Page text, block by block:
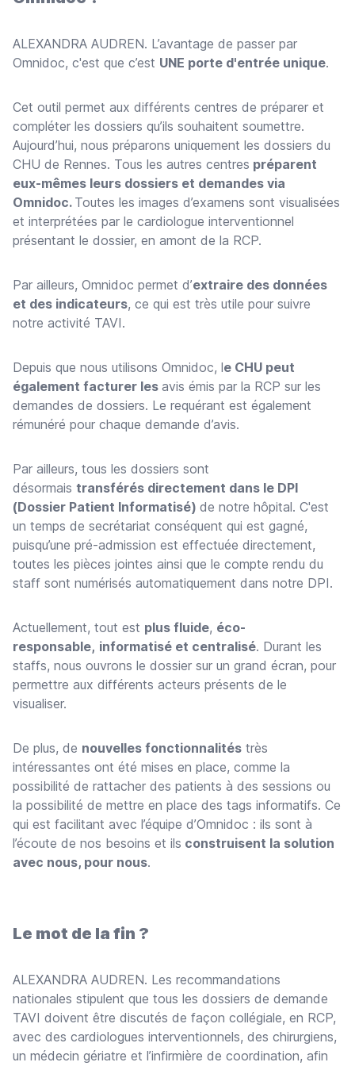
ALEXANDRA AUDREN. L’avantage de passer par
Omnidoc, c'est que c’est UNE porte d'entrée unique.
Cet outil permet aux différents centres de préparer et
compléter les dossiers qu’ils souhaitent soumettre.
Aujourd’hui, nous préparons uniquement les dossiers du
CHU de Rennes. Tous les autres centres préparent
eux-mêmes leurs dossiers et demandes via
Omnidoc. Toutes les images d’examens sont visualisées
et interprétées par le cardiologue interventionnel
présentant le dossier, en amont de la RCP.
Par ailleurs, Omnidoc permet d’extraire des données
et des indicateurs, ce qui est très utile pour suivre
notre activité TAVI.
Depuis que nous utilisons Omnidoc, le CHU peut
également facturer les avis émis par la RCP sur les
demandes de dossiers. Le requérant est également
rémunéré pour chaque demande d’avis.
Par ailleurs, tous les dossiers sont
désormais transférés directement dans le DPI
(Dossier Patient Informatisé) de notre hôpital. C'est
un temps de secrétariat conséquent qui est gagné,
puisqu’une pré-admission est effectuée directement,
toutes les pièces jointes ainsi que le compte rendu du
staff sont numérisés automatiquement dans notre DPI.
Actuellement, tout est plus fluide, éco-
responsable, informatisé et centralisé. Durant les
staffs, nous ouvrons le dossier sur un grand écran, pour
permettre aux différents acteurs présents de le
visualiser.
De plus, de nouvelles fonctionnalités très
intéressantes ont été mises en place, comme la
possibilité de rattacher des patients à des sessions ou
la possibilité de mettre en place des tags informatifs. Ce
qui est facilitant avec l’équipe d’Omnidoc : ils sont à
l’écoute de nos besoins et ils construisent la solution
avec nous, pour nous.
Le mot de la fin ?
ALEXANDRA AUDREN. Les recommandations
nationales stipulent que tous les dossiers de demande
TAVI doivent être discutés de façon collégiale, en RCP,
avec des cardiologues interventionnels, des chirurgiens,
un médecin gériatre et l’infirmière de coordination, afin